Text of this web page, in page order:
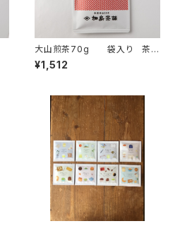
大山煎茶70g 袋入り 茶
葉 ギフト プレゼント 山陰
のお土産に 煎茶 緑茶 日
¥1,512